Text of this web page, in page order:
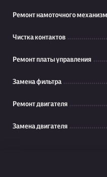
Ремонт намоточного
Чистка контактов
Ремонт платы управления
Замена фильтра
Ремонт двигателя
Замена двигателя